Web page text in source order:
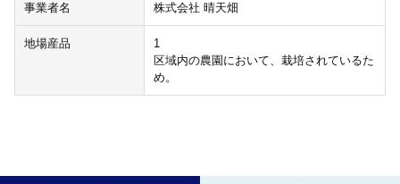
事業者名 株式会社 晴天畑
地場産品
1
区域内の農園において、栽培されているた
め。